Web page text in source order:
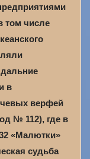
том числе
в
верфей
№ 112), где в
«Малютки»
судьба